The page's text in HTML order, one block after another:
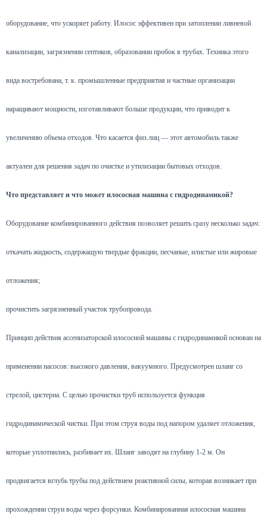
оборудование, что ускоряет работу. Илосос эффективен при затоплении ливневой
канализации, загрязнении септиков, образовании пробок в трубах. Техника этого
вида востребована, т. к. промышленные предприятия и частные организации
наращивают мощности, изготавливают больше продукции, что приводит к
увеличению объема отходов. Что касается физ.лиц — этот автомобиль также
актуален для решения задач по очистке и утилизации бытовых отходов.
Что представляет и что может илососная машина с гидродинамикой?
Оборудование комбинированного действия позволяет решить сразу несколько задач:
откачать жидкость, содержащую твердые фракции, песчаные, илистые или жировые
отложения;
прочистить загрязненный участок трубопровода.
Принцип действия ассенизаторской илососной машины с гидродинамикой основан на
применении насосов: высокого давления, вакуумного. Предусмотрен шланг со
стрелой, цистерна. С целью прочистки труб используется функция
гидродинамической чистки. При этом струя воды под напором удаляет отложения,
которые уплотнились, разбивает их. Шланг заводят на глубину 1-2 м. Он
продвигается вглубь трубы под действием реактивной силы, которая возникает при
прохождении струи воды через форсунки. Комбинированная илососная машина